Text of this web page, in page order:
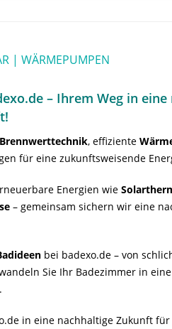
| WÄRMEPUMPEN
– Ihrem Weg in
Brennwerttechnik, effiziente
für eine zukunftsweisende
Energien wie
– gemeinsam sichern wir eine
bei badexo.de – von
Sie Ihr Badezimmer in
in eine nachhaltige Zukunft